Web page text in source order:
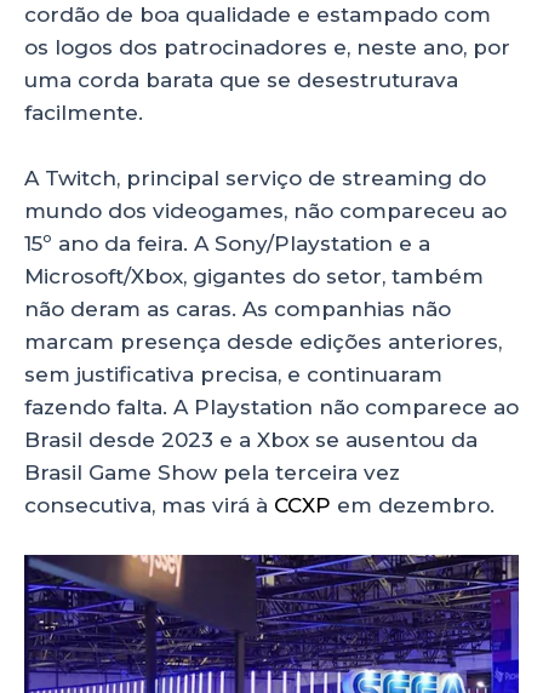
cordão de boa qualidade e estampado com
os logos dos patrocinadores e, neste ano, por
uma corda barata que se desestruturava
facilmente.
A Twitch, principal serviço de streaming do
mundo dos videogames, não compareceu ao
15º ano da feira. A Sony/Playstation e a
Microsoft/Xbox, gigantes do setor, também
não deram as caras. As companhias não
marcam presença desde edições anteriores,
sem justificativa precisa, e continuaram
fazendo falta. A Playstation não comparece ao
Brasil desde 2023 e a Xbox se ausentou da
Brasil Game Show pela terceira vez
consecutiva, mas virá à CCXP em dezembro.